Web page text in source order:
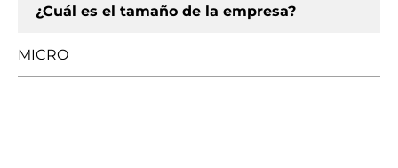
¿Cuál es el tamaño de la empresa?
MICRO